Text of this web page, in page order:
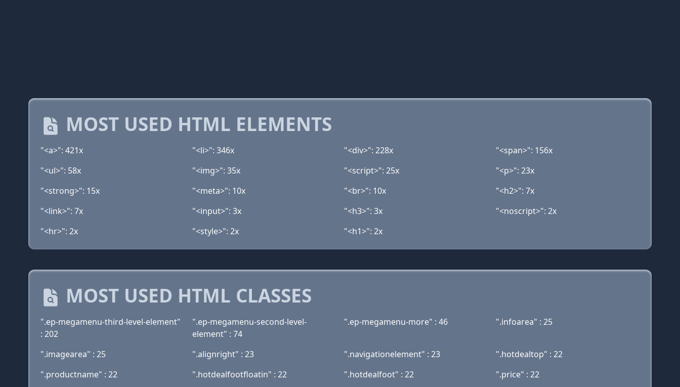
MOST USED HTML ELEMENTS
"<a>": 421x "<li>": 346x "<div>": 228x
"<span>": 156x
"<ul>": 58x
"<img>": 35x "<script>": 25x
"<p>": 23x
"<strong>": 15x
"<meta>": 10x "<br>": 10x
"<h2>": 7x
"<link>": 7x
"<input>": 3x "<h3>": 3x
"<noscript>": 2x
"<hr>": 2x
"<style>": 2x "<h1>": 2x
MOST USED HTML CLASSES
".ep-megamenu-third-level-element"
: 202
".ep-megamenu-second-level-
element" : 74
".ep-megamenu-more" : 46 ".infoarea" : 25
".imagearea" : 25 ".alignright" : 23 ".navigationelement" : 23
".hotdealtop" : 22
".productname" : 22
".hotdealfootfloatin" : 22 ".hotdealfoot" : 22
".price" : 22